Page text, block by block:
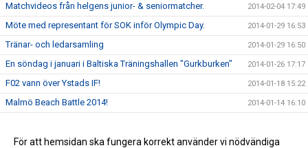
Matchvideos från helgens junior- & seniormatcher. 2014-02-04 17:49
Möte med representant för SOK inför Olympic Day. 2014-01-29 16:53
Tränar- och ledarsamling 2014-01-29 16:50
En söndag i januari i Baltiska Träningshallen "Gurkburken" 2014-01-26 17:17
F02 vann över Ystads IF! 2014-01-18 15:22
Malmö Beach Battle 2014! 2014-01-14 16:10
”Kanariefåglarnas” Erik Helgsten stängde igen buren 2013-12-28 11:34
För att hemsidan ska fungera korrekt använder vi nödvändiga